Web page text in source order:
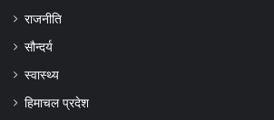
राजनीति
सौन्दर्य
स्वास्थ्य
हिमाचल प्रदेश